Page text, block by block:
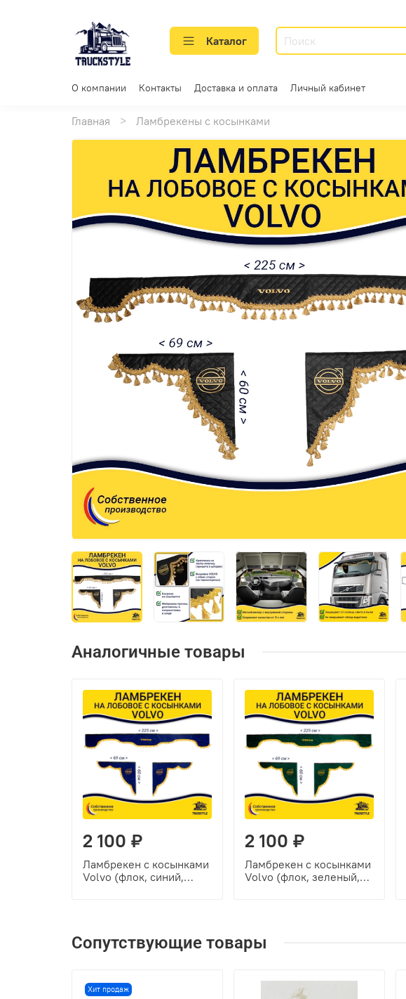
Каталог
О компании Контакты Доставка и оплата Личный кабинет
Главная Ламбрекены с косынками
Аналогичные товары
2 100 ₽
Ламбрекен с косынками
Volvo (флок, синий,
2 100 ₽
Ламбрекен с косынками
Volvo (флок, зеленый,
Сопутствующие товары
Хит продаж